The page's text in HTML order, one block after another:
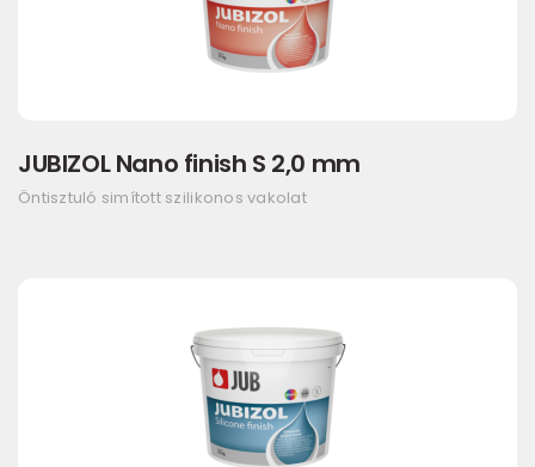
JUBIZOL Nano finish S 2,0 mm
Öntisztuló simított szilikonos vakolat